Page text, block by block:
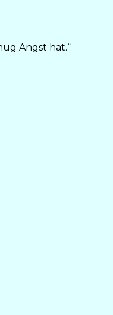
Angst hat.“